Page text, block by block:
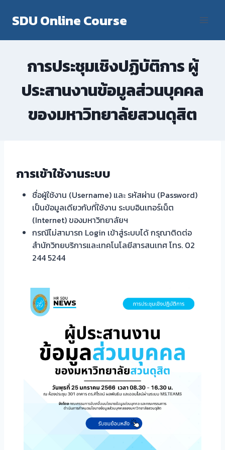
SDU Online Course
การประชุมเชิงปฏิบัติการ ผู้
ประสานงานข้อมูลส่วนบุคคล
ของมหาวิทยาลัยสวนดุสิต
การเข้าใช้งานระบบ
ชื่อผู้ใช้งาน (Username) และ รหัสผ่าน (Password)
เป็นข้อมูลเดียวกับที่ใช้งาน ระบบอินเทอร์เน็ต
(Internet) ของมหาวิทยาลัยฯ
กรณีไม่สามารถ Login เข้าสู่ระบบได้ กรุณาติดต่อ
สำนักวิทยบริการและเทคโนโลยีสารสนเทศ โทร. 02
244 5244